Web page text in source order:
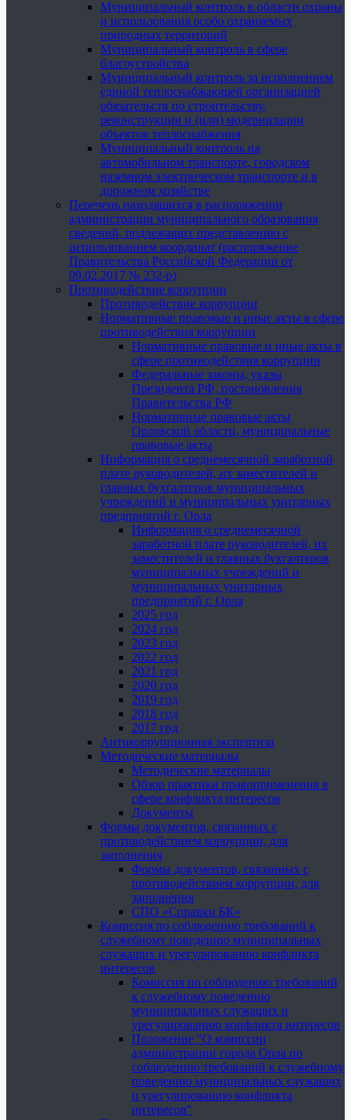
Муниципальный контроль в области охраны
и использования особо охраняемых
природных территорий
Муниципальный контроль в сфере
благоустройства
Муниципальный контроль за исполнением
единой теплоснабжающей организацией
обязательств по строительству,
реконструкции и (или) модернизации
объектов теплоснабжения
Муниципальный контроль на
автомобильном транспорте, городском
наземном электрическом транспорте и в
дорожном хозяйстве
Перечень находящихся в распоряжении
администрации муниципального образования
сведений, подлежащих представлению с
использованием координат (распоряжение
Правительства Российской Федерации от
09.02.2017 № 232-р)
Противодействие коррупции
Противодействие коррупции
Нормативные правовые и иные акты в сфере
противодействия коррупции
Нормативные правовые и иные акты в
сфере противодействия коррупции
Федеральные законы, указы
Президента РФ, постановления
Правительства РФ
Нормативные правовые акты
Орловской области, муниципальные
правовые акты
Информация о среднемесячной заработной
плате руководителей, их заместителей и
главных бухгалтеров муниципальных
учреждений и муниципальных унитарных
предприятий г. Орла
Информация о среднемесячной
заработной плате руководителей, их
заместителей и главных бухгалтеров
муниципальных учреждений и
муниципальных унитарных
предприятий г. Орла
2025 год
2024 год
2023 год
2022 год
2021 год
2020 год
2019 год
2018 год
2017 год
Антикоррупционная экспертиза
Методические материалы
Методические материалы
Обзор практики правоприменения в
сфере конфликта интересов
Документы
Формы документов, связанных с
противодействием коррупции, для
заполнения
Формы документов, связанных с
противодействием коррупции, для
заполнения
СПО «Справки БК»
Комиссия по соблюдению требований к
служебному поведению муниципальных
служащих и урегулированию конфликта
интересов
Комиссия по соблюдению требований
к служебному поведению
муниципальных служащих и
урегулированию конфликта интересов
Положение "О комиссии
администрации города Орла по
соблюдению требований к служебному
поведению муниципальных служащих
и урегулированию конфликта
интересов"